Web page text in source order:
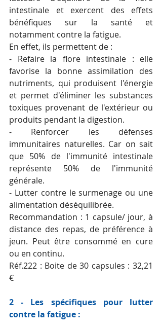
intestinale et exercent des effets
bénéfiques sur la santé et
notamment contre la fatigue.
En effet, ils permettent de :
- Refaire la flore intestinale : elle
favorise la bonne assimilation des
nutriments, qui produisent l'énergie
et permet d'éliminer les substances
toxiques provenant de l'extérieur ou
produits pendant la digestion.
- Renforcer les défenses
immunitaires naturelles. Car on sait
que 50% de l'immunité intestinale
représente 50% de l'immunité
générale.
- Lutter contre le surmenage ou une
alimentation déséquilibrée.
Recommandation : 1 capsule/ jour, à
distance des repas, de préférence à
jeun. Peut être consommé en cure
ou en continu.
Réf.222 : Boite de 30 capsules : 32,21
€
2 - Les spécifiques pour lutter
contre la fatigue :